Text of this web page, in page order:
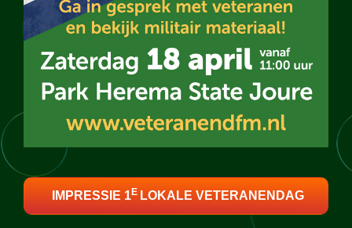
IMPRESSIE 1E LOKALE VETERANENDAG